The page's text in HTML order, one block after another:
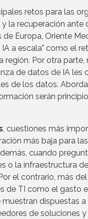
retos para las
y la recuperación ante
Europa, Oriente
a escala" como el
región. Por otra
de datos de IA les
de los datos.
serán
, cuestiones más
más baja para
cuando
o la infraestructura
el contrario, más
de TI como el gasto
dispuestas
de soluciones y